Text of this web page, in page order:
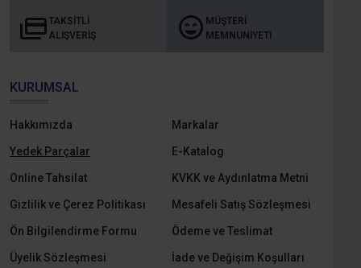
TAKSITLI
ALIŞVERIŞ
MÜŞTERI
MEMNUNIYETI
KURUMSAL
Hakkımızda Markalar
Yedek Parçalar E-Katalog
Online Tahsilat KVKK ve Aydınlatma Metni
Gizlilik ve Çerez Politikası Mesafeli Satış Sözleşmesi
Ön Bilgilendirme Formu Ödeme ve Teslimat
Üyelik Sözleşmesi İade ve Değişim Koşulları